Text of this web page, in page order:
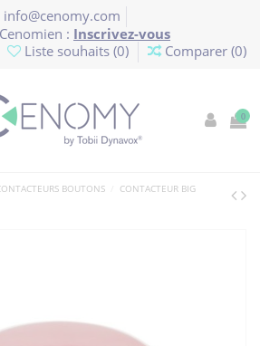
info@cenomy.com
: Inscrivez-vous
Liste souhaits (0) Comparer (0)
0
BOUTONS
CONTACTEUR BIG